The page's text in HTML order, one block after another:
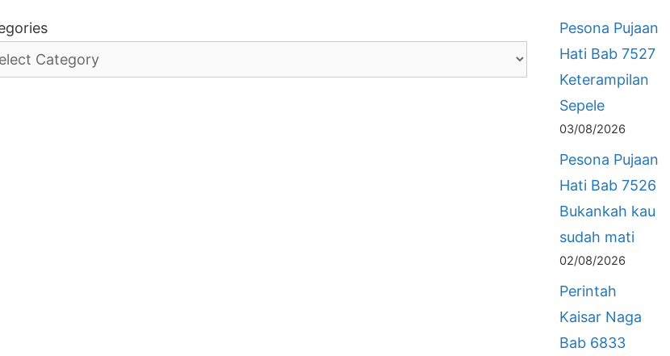
Pesona Pujaan
Hati Bab 7527
Keterampilan
Sepele
03/08/2026
Pesona Pujaan
Hati Bab 7526
Bukankah kau
sudah mati
02/08/2026
Perintah
Kaisar Naga
Bab 6833